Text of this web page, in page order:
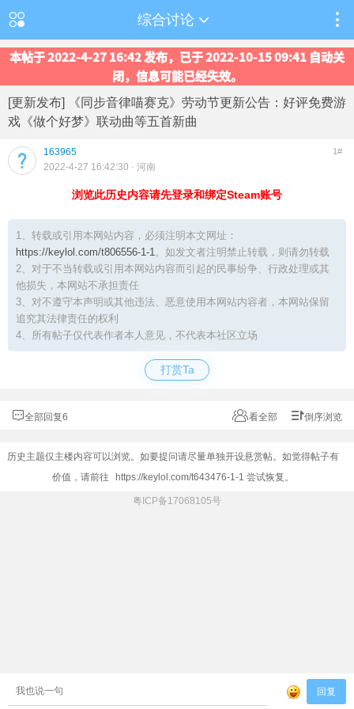
综合讨论
本帖于 2022-4-27 16:42 发布，已于 2022-10-15 09:41 自动关
闭，信息可能已经失效。
[更新发布] 《同步音律喵赛克》劳动节更新公告：好评免费游
戏《做个好梦》联动曲等五首新曲
163965 1#
2022-4-27 16:42:30 · 河南
浏览此历史内容请先登录和绑定Steam账号
1、转载或引用本网站内容，必须注明本文网址：
https://keylol.com/t806556-1-1。如发文者注明禁止转载，则请勿转载
2、对于不当转载或引用本网站内容而引起的民事纷争、行政处理或其
他损失，本网站不承担责任
3、对不遵守本声明或其他违法、恶意使用本网站内容者，本网站保留
追究其法律责任的权利
4、所有帖子仅代表作者本人意见，不代表本社区立场
打赏Ta
全部回复6 看全部 倒序浏览
历史主题仅主楼内容可以浏览。如要提问请尽量单独开设悬赏帖。如觉得帖子有
价值，请前往
https://keylol.com/t643476-1-1 尝试恢复。
粤ICP备17068105号